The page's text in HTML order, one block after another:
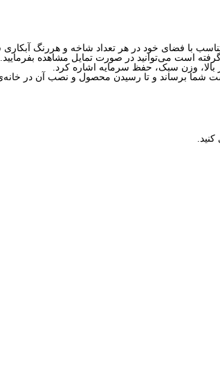
است می‌توانید در صورت تمایل مشاهده بفرمایید.
بالا، وزن سبک، حفظ سرمایه اشاره کرد.